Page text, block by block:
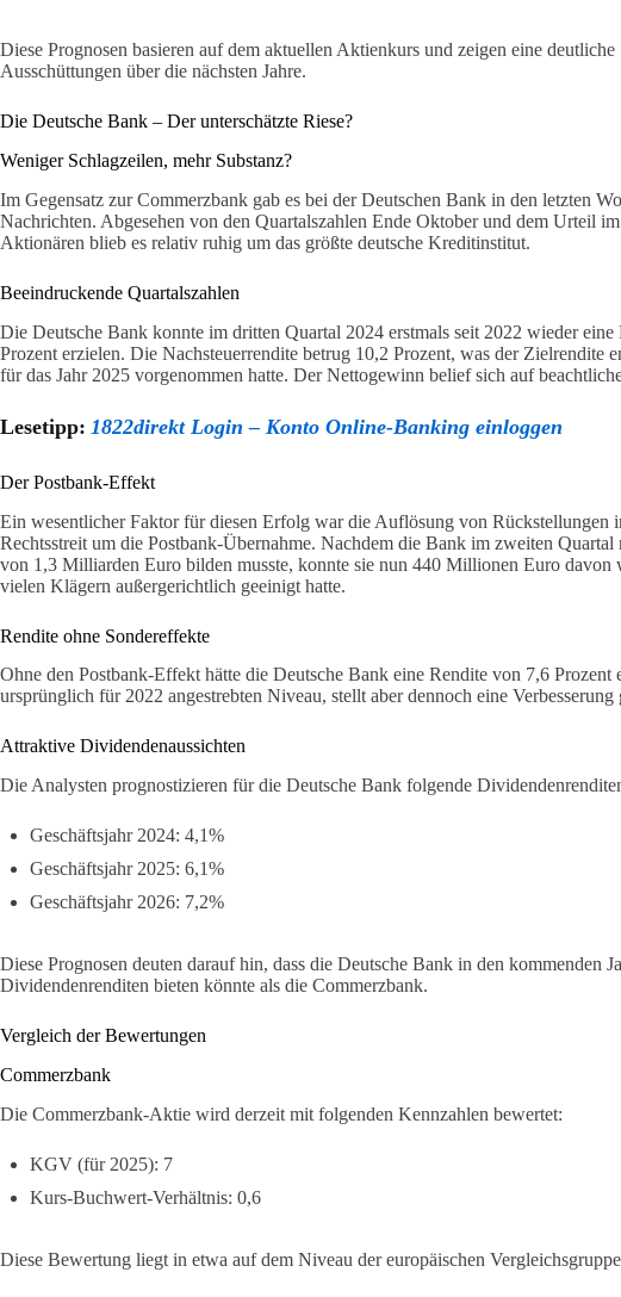
Diese Prognosen basieren auf dem aktuellen Aktienkurs und zeigen eine deutliche
Ausschüttungen über die nächsten Jahre.
Die Deutsche Bank – Der unterschätzte Riese?
Weniger Schlagzeilen, mehr Substanz?
Im Gegensatz zur Commerzbank gab es bei der Deutschen Bank in den letzten
Nachrichten. Abgesehen von den Quartalszahlen Ende Oktober und dem Urteil
Aktionären blieb es relativ ruhig um das größte deutsche Kreditinstitut.
Beeindruckende Quartalszahlen
Die Deutsche Bank konnte im dritten Quartal 2024 erstmals seit 2022 wieder eine
Prozent erzielen. Die Nachsteuerrendite betrug 10,2 Prozent, was der Zielrendite
für das Jahr 2025 vorgenommen hatte. Der Nettogewinn belief sich auf
Lesetipp: 1822direkt Login – Konto Online-Banking einloggen
Der Postbank-Effekt
Ein wesentlicher Faktor für diesen Erfolg war die Auflösung von Rückstellungen
Rechtsstreit um die Postbank-Übernahme. Nachdem die Bank im zweiten
von 1,3 Milliarden Euro bilden musste, konnte sie nun 440 Millionen Euro davon
vielen Klägern außergerichtlich geeinigt hatte.
Rendite ohne Sondereffekte
Ohne den Postbank-Effekt hätte die Deutsche Bank eine Rendite von 7,6
ursprünglich für 2022 angestrebten Niveau, stellt aber dennoch eine Verbesserung
Attraktive Dividendenaussichten
Die Analysten prognostizieren für die Deutsche Bank folgende
Geschäftsjahr 2024: 4,1%
Geschäftsjahr 2025: 6,1%
Geschäftsjahr 2026: 7,2%
Diese Prognosen deuten darauf hin, dass die Deutsche Bank in den kommenden
Dividendenrenditen bieten könnte als die Commerzbank.
Vergleich der Bewertungen
Commerzbank
Die Commerzbank-Aktie wird derzeit mit folgenden Kennzahlen bewertet:
KGV (für 2025): 7
Kurs-Buchwert-Verhältnis: 0,6
Diese Bewertung liegt in etwa auf dem Niveau der europäischen